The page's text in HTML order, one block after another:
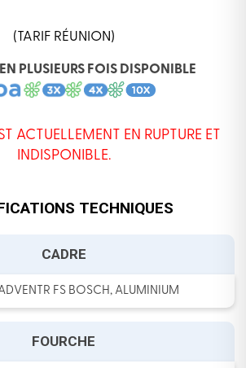
(TARIF RÉUNION)
PLUSIEURS FOIS DISPONIBLE
ACTUELLEMENT EN RUPTURE ET
INDISPONIBLE.
TECHNIQUES
CADRE
FS BOSCH, ALUMINIUM
FOURCHE